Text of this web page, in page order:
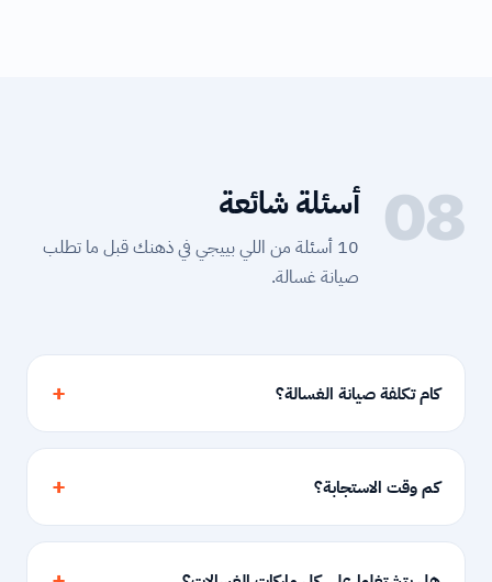
08 أسئلة شائعة
10 أسئلة من اللي بييجي في ذهنك قبل ما تطلب
صيانة غسالة.
كام تكلفة صيانة الغسالة؟
كم وقت الاستجابة؟